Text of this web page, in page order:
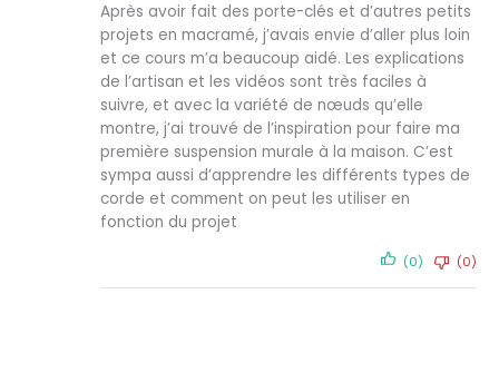
Après avoir fait des porte-clés et d’autres petits
projets en macramé, j’avais envie d’aller plus loin
et ce cours m’a beaucoup aidé. Les explications
de l’artisan et les vidéos sont très faciles à
suivre, et avec la variété de nœuds qu’elle
montre, j’ai trouvé de l’inspiration pour faire ma
première suspension murale à la maison. C’est
sympa aussi d’apprendre les différents types de
corde et comment on peut les utiliser en
fonction du projet
(0) (0)